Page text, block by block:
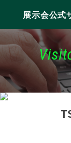
展示会公式